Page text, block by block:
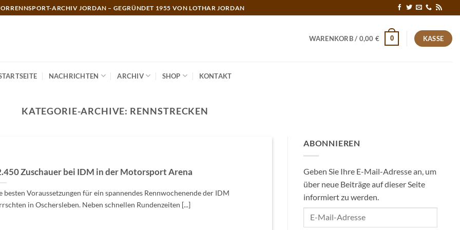
ARCHIV JORDAN – GEGRÜNDET 1955 VON LOTHAR JORDAN
WARENKORB / 0,00 € 0 KASSE
NACHRICHTEN ARCHIV SHOP KONTAKT
KATEGORIE-ARCHIVE: RENNSTRECKEN
Zuschauer bei IDM in der Motorsport Arena
besten Voraussetzungen für ein spannendes Rennwochenende der IDM
in Oschersleben. Neben schnellen Rundenzeiten [...]
ABONNIEREN
Geben Sie Ihre E-Mail-Adresse an, um
über neue Beiträge auf dieser Seite
informiert zu werden.